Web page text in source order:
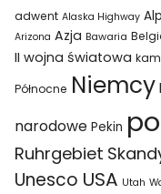
adwent Alaska Highway
Arizona Azja Bawaria
II wojna światowa
Północne Niemcy
narodowe Pekin
Ruhrgebiet
Unesco USA Utah